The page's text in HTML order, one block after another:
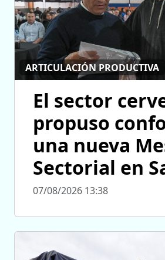
ARTICULACIÓN PRODUCTIVA
El sector
propuso
una nueva
Sectorial en
07/08/2026 13:38